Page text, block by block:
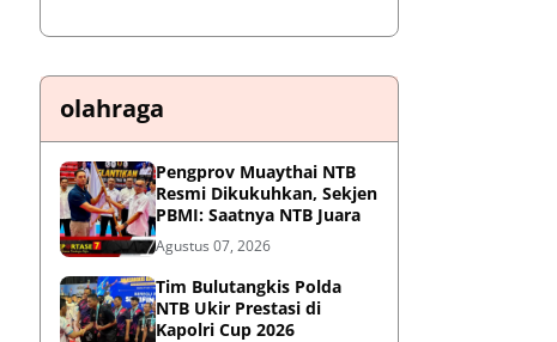
olahraga
Pengprov Muaythai NTB
Resmi Dikukuhkan, Sekjen
PBMI: Saatnya NTB Juara
Agustus 07, 2026
Tim Bulutangkis Polda
NTB Ukir Prestasi di
Kapolri Cup 2026